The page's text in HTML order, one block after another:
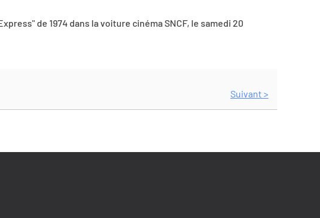
de 1974 dans la voiture cinéma SNCF, le samedi 20
Suivant >